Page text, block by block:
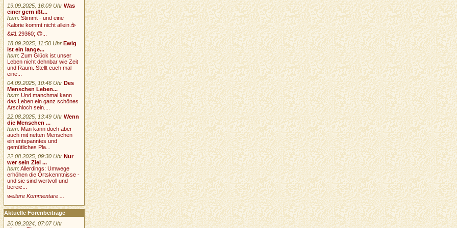
19.09.2025, 16:09 Uhr Was
einer gern ißt...
hsm:Stimmt - und eine
Kalorie kommt nicht allein.☕
&#1 29360; 🙃...
18.09.2025, 11:50 Uhr Ewig
ist ein lange...
hsm:Zum Glück ist unser
Leben nicht dehnbar wie Zeit
und Raum. Stellt euch mal
eine...
04.09.2025, 10:46 Uhr Des
Menschen Leben...
hsm:Und manchmal kann
das Leben ein ganz schönes
Arschloch sein....
22.08.2025, 13:49 Uhr Wenn
die Menschen ...
hsm:Man kann doch aber
auch mit netten Menschen
ein entspanntes und
gemütliches Pla...
22.08.2025, 09:30 Uhr Nur
wer sein Ziel ...
hsm:Allerdings: Umwege
erhöhen die Ortskenntnisse -
und sie sind wertvoll und
bereic...
weitere Kommentare ...
Aktuelle Forenbeiträge
20.09.2024, 07:07 Uhr